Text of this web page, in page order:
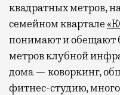
квадратных метров,
семейном квартале
понимают и обещают
метров клубной
дома — коворкинг,
фитнес-студию,